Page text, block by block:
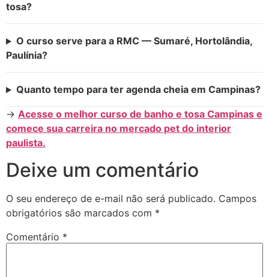
tosa?
O curso serve para a RMC — Sumaré, Hortolândia,
Paulínia?
Quanto tempo para ter agenda cheia em Campinas?
→ Acesse o melhor curso de banho e tosa Campinas e
comece sua carreira no mercado pet do interior
paulista.
Deixe um comentário
O seu endereço de e-mail não será publicado. Campos
obrigatórios são marcados com *
Comentário *